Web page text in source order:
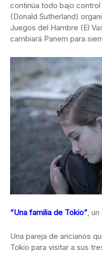
continúa todo bajo
(Donald Sutherland)
Juegos del Hambre (El
cambiará Panem para
“Una familia de Tokio”,
Una pareja de ancianos
Tokio para visitar a sus